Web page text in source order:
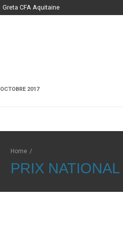
Greta CFA Aquitaine
OCTOBRE 2017
Home /
PRIX